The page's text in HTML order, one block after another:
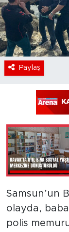
Paylaş
Samsun’un
olayda,
polis